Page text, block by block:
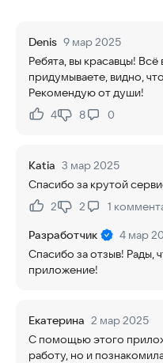
Denis 9 мар 2025
Ребята, вы красавцы!
придумываете, видно,
Рекомендую от души!
Нравится:
4Не нравится:
8 0
Katia 3 мар 2025
Спасибо за крутой
Нравится:
2Не нравится:
2 1
Разработчик
4 мар
Спасибо за отзыв! Рады,
приложение!
Екатерина 2 мар 2025
С помощью этого
работу, но и